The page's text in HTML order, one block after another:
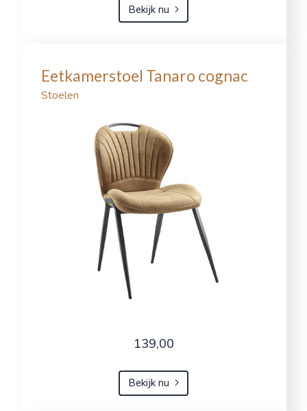
Bekijk nu
Eetkamerstoel Tanaro cognac
Stoelen
139,00
Bekijk nu